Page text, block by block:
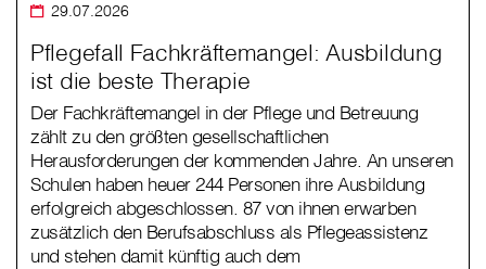
29.07.2026
Pflegefall Fachkräftemangel: Ausbildung
ist die beste Therapie
Der Fachkräftemangel in der Pflege und Betreuung
zählt zu den größten gesellschaftlichen
Herausforderungen der kommenden Jahre. An unseren
Schulen haben heuer 244 Personen ihre Ausbildung
erfolgreich abgeschlossen. 87 von ihnen erwarben
zusätzlich den Berufsabschluss als Pflegeassistenz
und stehen damit künftig auch dem